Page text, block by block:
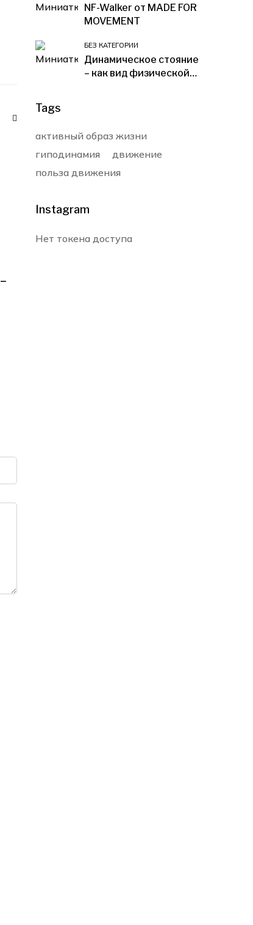
NF-Walker от MADE FOR
MOVEMENT
БЕЗ КАТЕГОРИИ
Динамическое стояние
– как вид физической
Tags
активный образ жизни
гиподинамия
движение
польза движения
Instagram
Нет токена доступа